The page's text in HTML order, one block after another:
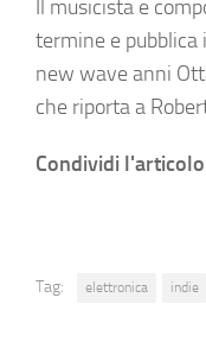
Il musicista e
termine e pubblica
new wave anni
che riporta a
Condividi
Tag: elettronica indie